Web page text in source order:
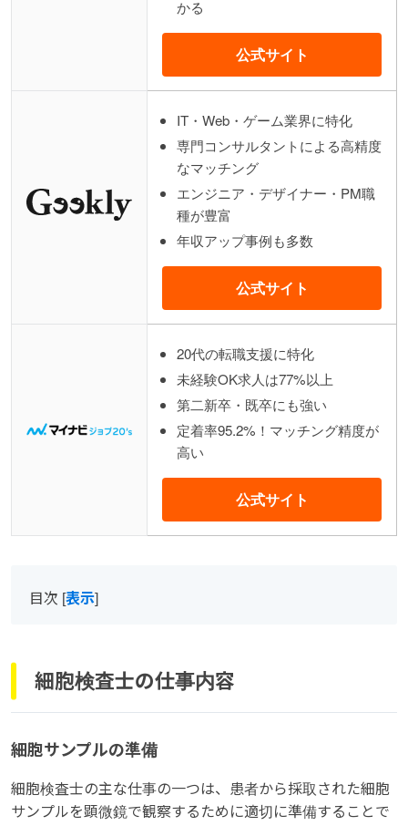
かる
公式サイト
IT・Web・ゲーム業界に特化
専門コンサルタントによる高精度
なマッチング
エンジニア・デザイナー・PM職
種が豊富
年収アップ事例も多数
公式サイト
20代の転職支援に特化
未経験OK求人は77%以上
第二新卒・既卒にも強い
定着率95.2%！マッチング精度が
高い
公式サイト
目次 [表示]
細胞検査士の仕事内容
細胞サンプルの準備
細胞検査士の主な仕事の一つは、患者から採取された細胞
サンプルを顕微鏡で観察するために適切に準備することで